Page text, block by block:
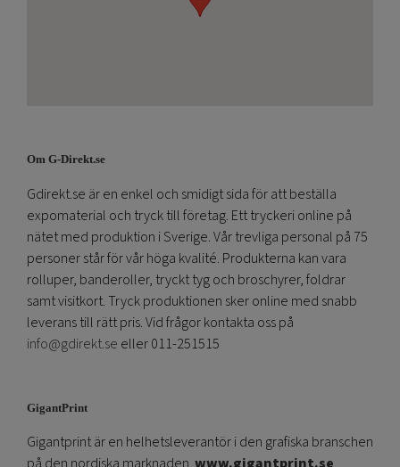
Om G-Direkt.se
Gdirekt.se är en enkel och smidigt sida för att beställa
expomaterial och tryck till företag. Ett tryckeri online på
nätet med produktion i Sverige. Vår trevliga personal på 75
personer står för vår höga kvalité. Produkterna kan vara
rolluper, banderoller, tryckt tyg och broschyrer, foldrar
samt visitkort. Tryck produktionen sker online med snabb
leverans till rätt pris. Vid frågor kontakta oss på
info@gdirekt.se eller 011-251515
GigantPrint
Gigantprint är en helhetsleverantör i den grafiska branschen